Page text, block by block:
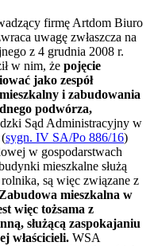
firmę Artdom Biuro
uwagę zwłaszcza na
z 4 grudnia 2008 r.
w nim, że pojęcie
jako zespół
i zabudowania
podwórza,
Sąd Administracyjny w
sygn. IV SA/Po 886/16)
w gospodarstwach
mieszkalne służą
są więc związane z
Zabudowa mieszkalna w
więc tożsama z
służącą zaspokajaniu
właścicieli. WSA